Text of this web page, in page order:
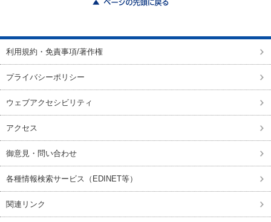
利用規約・免責事項/著作権
プライバシーポリシー
ウェブアクセシビリティ
アクセス
御意見・問い合わせ
各種情報検索サービス（EDINET等）
関連リンク